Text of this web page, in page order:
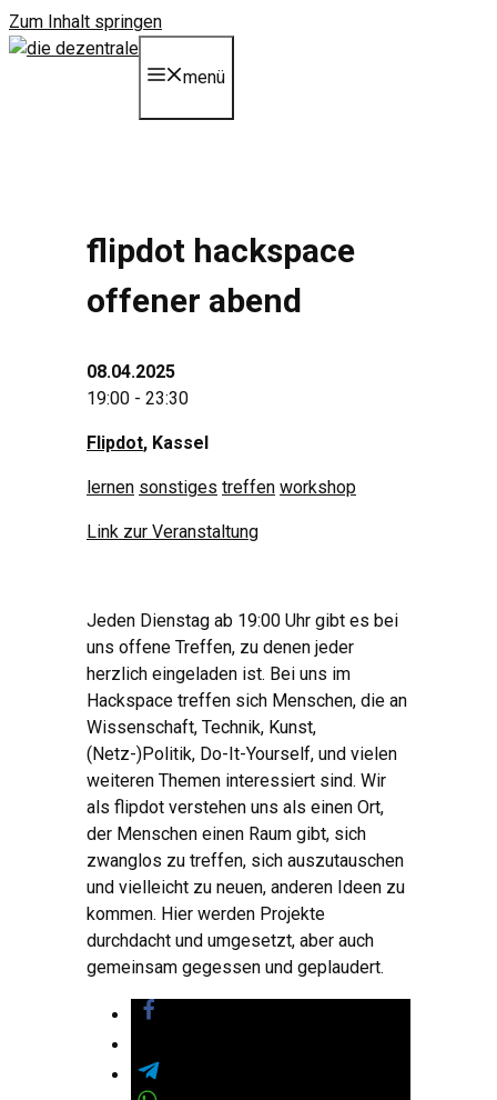
Zum Inhalt springen
menü
flipdot hackspace
offener abend
08.04.2025
19:00 - 23:30
Flipdot, Kassel
lernen sonstiges treffen workshop
Link zur Veranstaltung
Jeden Dienstag ab 19:00 Uhr gibt es bei
uns offene Treffen, zu denen jeder
herzlich eingeladen ist. Bei uns im
Hackspace treffen sich Menschen, die an
Wissenschaft, Technik, Kunst,
(Netz-)Politik, Do-It-Yourself, und vielen
weiteren Themen interessiert sind. Wir
als flipdot verstehen uns als einen Ort,
der Menschen einen Raum gibt, sich
zwanglos zu treffen, sich auszutauschen
und vielleicht zu neuen, anderen Ideen zu
kommen. Hier werden Projekte
durchdacht und umgesetzt, aber auch
gemeinsam gegessen und geplaudert.